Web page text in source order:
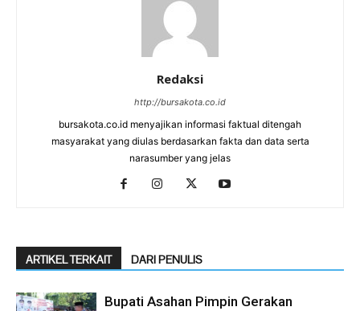
Redaksi
http://bursakota.co.id
bursakota.co.id menyajikan informasi faktual ditengah
masyarakat yang diulas berdasarkan fakta dan data serta
narasumber yang jelas
ARTIKEL TERKAIT DARI PENULIS
Bupati Asahan Pimpin Gerakan